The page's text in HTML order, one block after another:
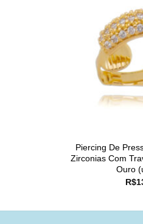
Piercing De
Zirconias Com
Ouro
R$